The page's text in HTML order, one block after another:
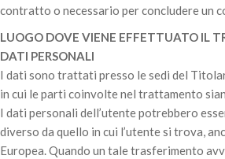
contratto o necessario per concludere un
LUOGO DOVE VIENE EFFETTUATO IL
DATI PERSONALI
I dati sono trattati presso le sedi del
in cui le parti coinvolte nel trattamento
I dati personali dell’utente potrebbero
diverso da quello in cui l’utente si trova,
Europea. Quando un tale trasferimento